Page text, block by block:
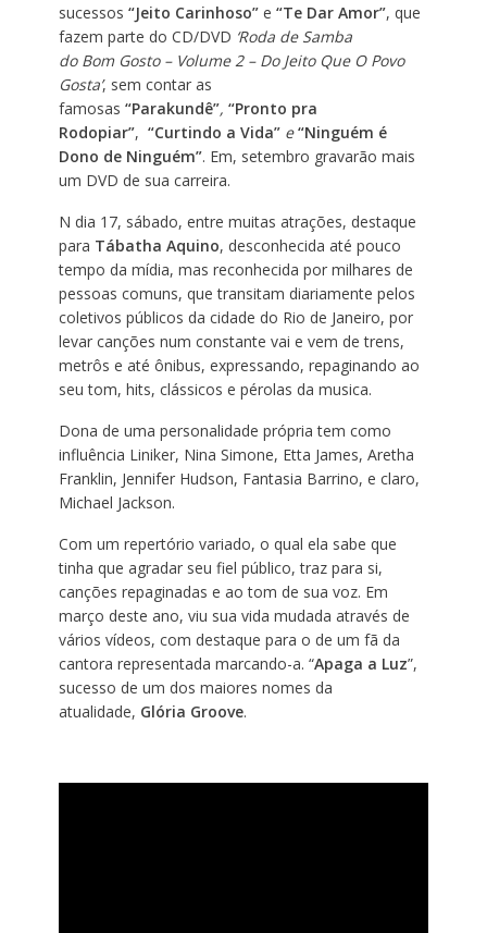
sucessos “Jeito Carinhoso” e “Te Dar Amor”, que
fazem parte do CD/DVD ‘Roda de Samba
do Bom Gosto – Volume 2 – Do Jeito Que O Povo
Gosta’, sem contar as
famosas “Parakundê”, “Pronto pra
Rodopiar”, “Curtindo a Vida”e“Ninguém é
Dono de Ninguém”. Em, setembro gravarão mais
um DVD de sua carreira.
N dia 17, sábado, entre muitas atrações, destaque
para Tábatha Aquino, desconhecida até pouco
tempo da mídia, mas reconhecida por milhares de
pessoas comuns, que transitam diariamente pelos
coletivos públicos da cidade do Rio de Janeiro, por
levar canções num constante vai e vem de trens,
metrôs e até ônibus, expressando, repaginando ao
seu tom, hits, clássicos e pérolas da musica.
Dona de uma personalidade própria tem como
influência Liniker, Nina Simone, Etta James, Aretha
Franklin, Jennifer Hudson, Fantasia Barrino, e claro,
Michael Jackson.
Com um repertório variado, o qual ela sabe que
tinha que agradar seu fiel público, traz para si,
canções repaginadas e ao tom de sua voz. Em
março deste ano, viu sua vida mudada através de
vários vídeos, com destaque para o de um fã da
cantora representada marcando-a. “Apaga a Luz”,
sucesso de um dos maiores nomes da
atualidade, Glória Groove.